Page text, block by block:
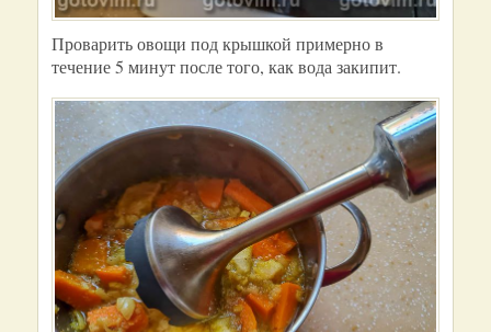
Проварить овощи под крышкой примерно в
течение 5 минут после того, как вода закипит.